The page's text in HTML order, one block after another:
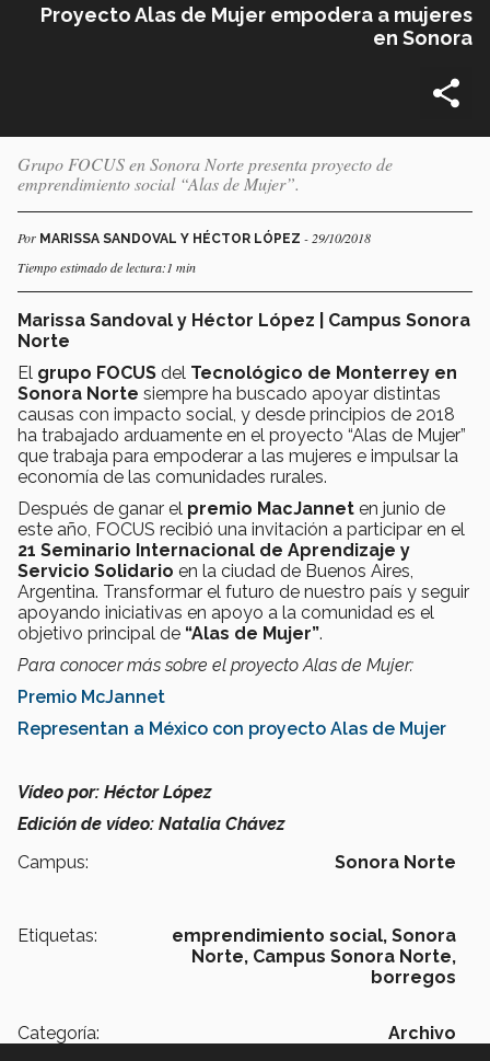
Proyecto Alas de Mujer empodera a mujeres
en Sonora
Grupo FOCUS en Sonora Norte presenta proyecto de
emprendimiento social “Alas de Mujer”.
Por MARISSA SANDOVAL Y HÉCTOR LÓPEZ - 29/10/2018
Tiempo estimado de lectura:1 min
Marissa Sandoval y Héctor López | Campus Sonora
Norte
El grupo FOCUS del Tecnológico de Monterrey en
Sonora Norte siempre ha buscado apoyar distintas
causas con impacto social, y desde principios de 2018
ha trabajado arduamente en el proyecto “Alas de Mujer”
que trabaja para empoderar a las mujeres e impulsar la
economía de las comunidades rurales.
Después de ganar el premio MacJannet en junio de
este año, FOCUS recibió una invitación a participar en el
21 Seminario Internacional de Aprendizaje y
Servicio Solidario en la ciudad de Buenos Aires,
Argentina. Transformar el futuro de nuestro país y seguir
apoyando iniciativas en apoyo a la comunidad es el
objetivo principal de “Alas de Mujer”.
Para conocer más sobre el proyecto Alas de Mujer:
Premio McJannet
Representan a México con proyecto Alas de Mujer
Vídeo por: Héctor López
Edición de vídeo: Natalia Chávez
Campus:
Sonora Norte
Etiquetas: emprendimiento social, Sonora
Norte, Campus Sonora Norte,
borregos
Categoría: Archivo